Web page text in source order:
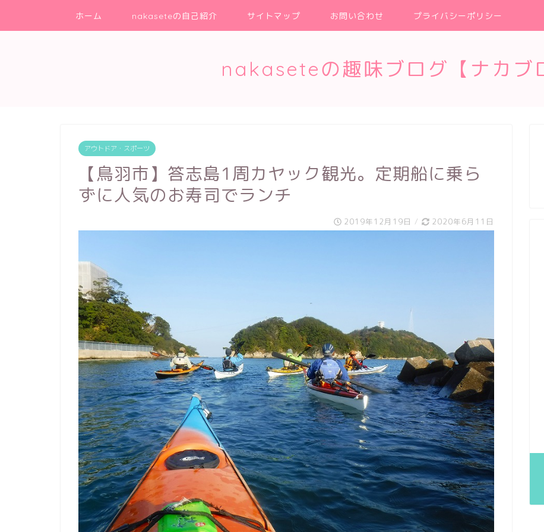
ホーム nakaseteの自己紹介 サイトマップ お問い合わせ プライバシーポリシー
nakaseteの趣味ブログ【ナカブ
アウトドア・スポーツ
【鳥羽市】答志島1周カヤック観光。定期船に乗ら
ずに人気のお寿司でランチ
2019年12月19日 / 2020年6月11日